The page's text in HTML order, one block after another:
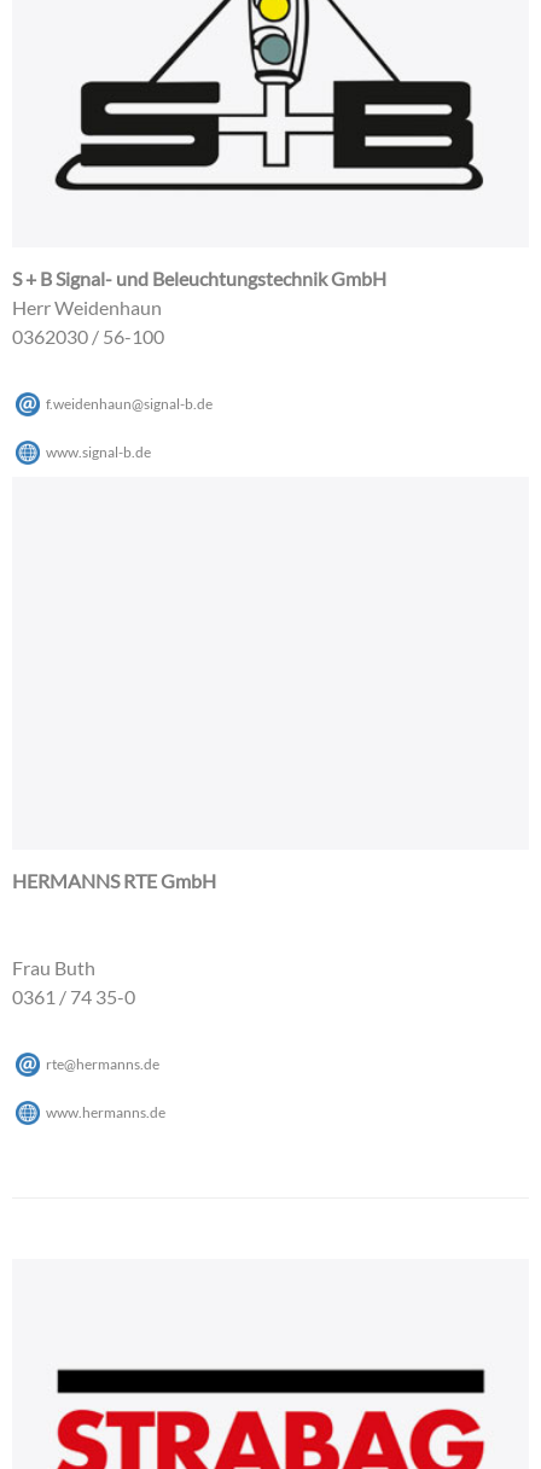
S + B Signal- und Beleuchtungstechnik GmbH
Herr Weidenhaun
0362030 / 56-100
f.weidenhaun@signal-b.de
www.signal-b.de
HERMANNS RTE GmbH
Frau Buth
0361 / 74 35-0
rte@hermanns.de
www.hermanns.de